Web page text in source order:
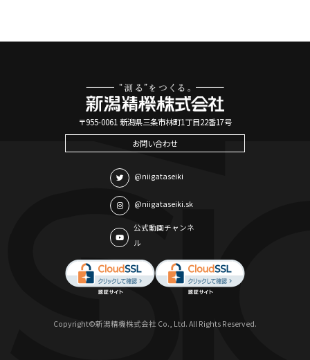
〒955-0061 新潟県三条市林町1丁目22番17号
お問い合わせ
@niigataseiki
@niigataseiki.sk
公式動画チャンネ
ル
Copyright©新潟精機株式会社 Co., Ltd. All Rights Reserved.